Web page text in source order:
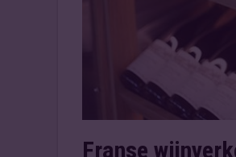
Franse